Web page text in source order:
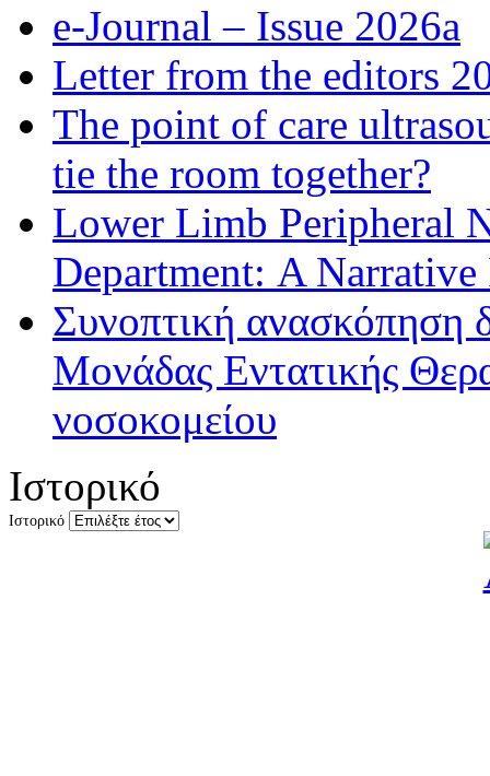
e-Journal – Issue 2026a
Letter from the editors
The point of care
tie the room together?
Lower Limb Peripheral
Department: A
Συνοπτική ανασκόπηση
Μονάδας Εντατικής
νοσοκομείου
Ιστορικό
Ιστορικό